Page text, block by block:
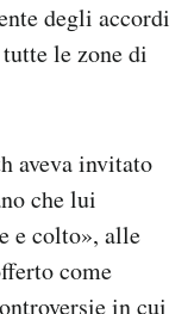
degli accordi
le zone di
aveva invitato
che lui
e colto», alle
come
in cui